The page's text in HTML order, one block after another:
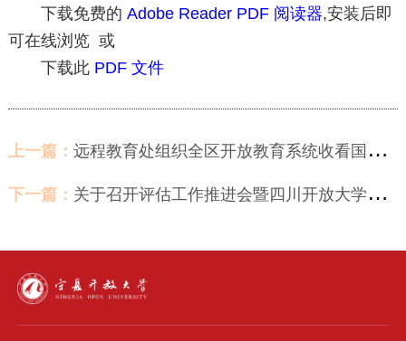
下载免费的 Adobe Reader PDF 阅读器,安装后即
可在线浏览 或
下载此 PDF 文件
上一篇： 远程教育处组织全区开放教育系统收看国家开放大学市县开放教育机构书记校长研修培训班开班式
下一篇： 关于召开评估工作推进会暨四川开放大学迎评工作经验分享的通知